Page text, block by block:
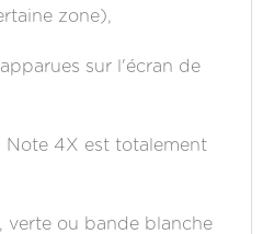
zone),
sur l'écran de
Note 4X est totalement
verte ou bande blanche